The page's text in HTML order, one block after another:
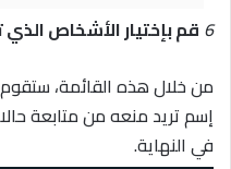
6 قم بإختيار الأشخاص
من خلال هذه القائمة،
إسم تريد منعه من متابعة
في النهاية.